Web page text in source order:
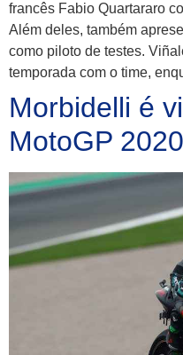
francês Fabio Quartararo
Além deles, também
como piloto de testes.
temporada com o time,
Morbidelli é
MotoGP 2020